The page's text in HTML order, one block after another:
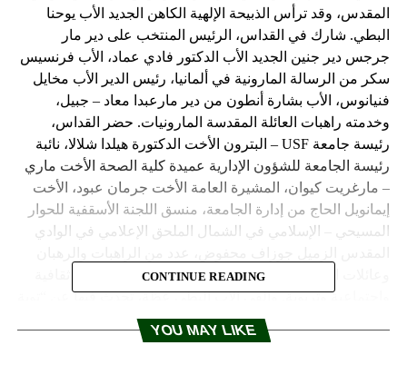
المقدس، وقد ترأس الذبيحة الإلهية الكاهن الجديد الأب يوحنا
البطي. شارك في القداس، الرئيس المنتخب على دير مار
جرجس دير جنين الجديد الأب الدكتور فادي عماد، الأب فرنسيس
سكر من الرسالة المارونية في ألمانيا، رئيس الدير الأب مخايل
فنيانوس، الأب بشارة أنطون من دير مارعبدا معاد – جبيل،
وخدمته راهبات العائلة المقدسة المارونيات. حضر القداس،
رئيسة جامعة USF – البترون الأخت الدكتورة هيلدا شلالا، نائبة
رئيسة الجامعة للشؤون الإدارية عميدة كلية الصحة الأخت ماري
– مارغريت كيوان، المشيرة العامة الأخت جرمان عبود، الأخت
إيمانويل الحاج من إدارة الجامعة، منسق اللجنة الأسقفية للحوار
المسيحي – الإسلامي في الشمال الملحق الإعلامي في الوادي
وعائلات الكهنة الجدد، رؤساء بلديات ومخاتير وفاعليات ثقافية
واجتماعية وتربوية. وألقى الأب البطي عظة، تحدث فيها عن “توبة
زكا العشار، الذي جاء ليحمل بشرى السلام إليكم، وأكد للرب أنه
أعطى نصف مقتنياته للفقراء”. بعد القداس، تقبل الكهنة الجدد
CONTINUE READING
YOU MAY LIKE